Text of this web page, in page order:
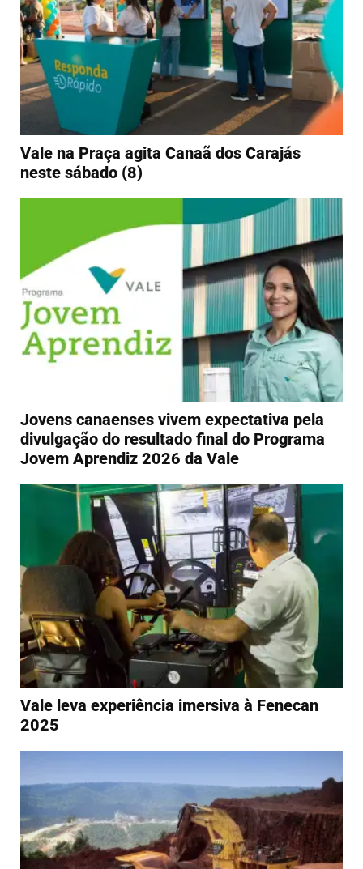
Vale na Praça agita Canaã dos Carajás
neste sábado (8)
Jovens canaenses vivem expectativa pela
divulgação do resultado final do Programa
Jovem Aprendiz 2026 da Vale
Vale leva experiência imersiva à Fenecan
2025